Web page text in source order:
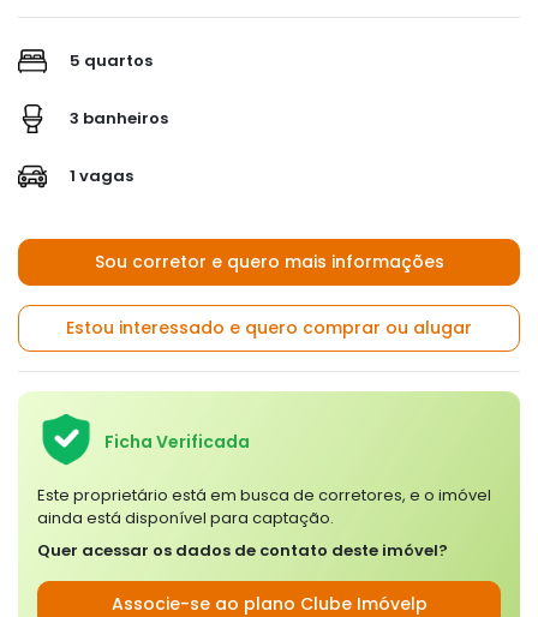
5 quartos
3 banheiros
1 vagas
Sou corretor e quero mais informações
Estou interessado e quero comprar ou alugar
Ficha Verificada
Este proprietário está em busca de corretores, e o imóvel
ainda está disponível para captação.
Quer acessar os dados de contato deste imóvel?
Associe-se ao plano Clube Imóvelp